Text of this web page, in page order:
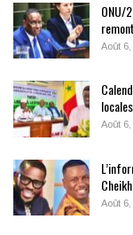
ONU/
Août 6,
locales
Août 6,
Cheikh…
Août 6,